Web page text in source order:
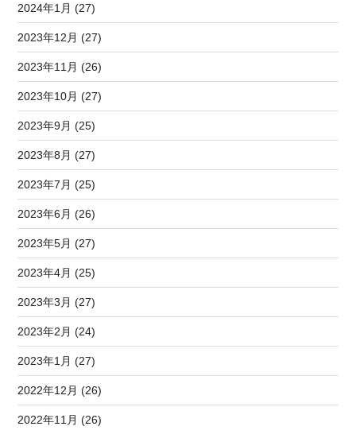
2024年1月 (27)
2023年12月 (27)
2023年11月 (26)
2023年10月 (27)
2023年9月 (25)
2023年8月 (27)
2023年7月 (25)
2023年6月 (26)
2023年5月 (27)
2023年4月 (25)
2023年3月 (27)
2023年2月 (24)
2023年1月 (27)
2022年12月 (26)
2022年11月 (26)